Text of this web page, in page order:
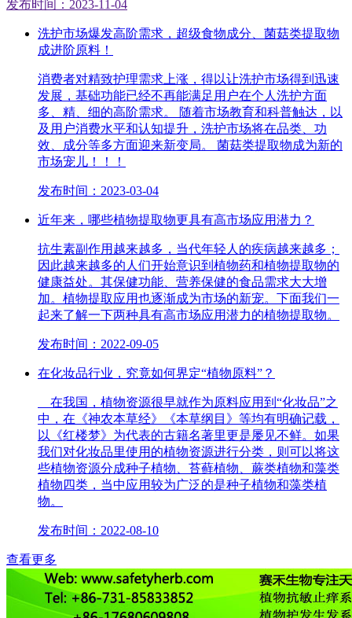
发布时间：2023-11-04
洗护市场爆发高阶需求，超级食物成分、菌菇类提取物
成进阶原料！
消费者对精致护理需求上涨，得以让洗护市场得到迅速
发展，基础功能已经不再能满足用户在个人洗护方面
多、精、细的高阶需求。 随着市场教育和科普触达，以
及用户消费水平和认知提升，洗护市场将在品类、功
效、成分等多方面迎来新变局。 菌菇类提取物成为新的
市场宠儿！！！
发布时间：2023-03-04
近年来，哪些植物提取物更具有高市场应用潜力？
抗生素副作用越来越多，当代年轻人的疾病越来越多；
因此越来越多的人们开始意识到植物药和植物提取物的
健康益处。其保健功能、营养保健的食品需求大大增
加。植物提取应用也逐渐成为市场的新宠。下面我们一
起来了解一下两种具有高市场应用潜力的植物提取物。
发布时间：2022-09-05
在化妆品行业，究竟如何界定“植物原料”？
在我国，植物资源很早就作为原料应用到“化妆品”之
中，在《神农本草经》《本草纲目》等均有明确记载，
以《红楼梦》为代表的古籍名著里更是屡见不鲜。如果
我们对化妆品里使用的植物资源进行分类，则可以将这
些植物资源分成种子植物、苔藓植物、蕨类植物和藻类
植物四类，当中应用较为广泛的是种子植物和藻类植
物。
发布时间：2022-08-10
查看更多